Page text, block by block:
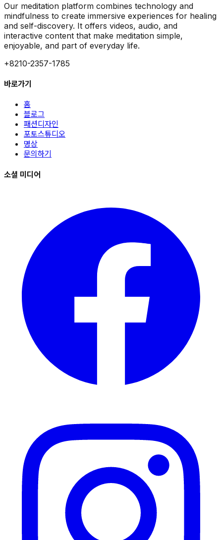
Our meditation platform combines technology and
mindfulness to create immersive experiences for healing
and self-discovery. It offers videos, audio, and
interactive content that make meditation simple,
enjoyable, and part of everyday life.
+8210-2357-1785
바로가기
홈
블로그
패션디자인
포토스튜디오
명상
문의하기
소셜 미디어